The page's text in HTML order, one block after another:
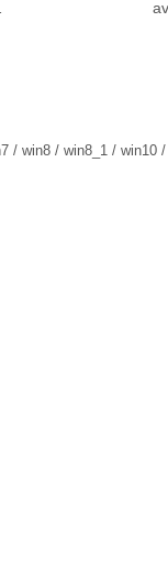
/ win8 / win8_1 / win10 /